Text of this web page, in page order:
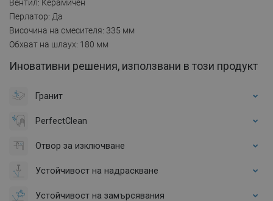
Вентил: Керамичен
Перлатор: Да
Височина на смесителя: 335 мм
Обхват на шлаух: 180 мм
Иновативни решения, използвани в този продукт
Гранит
PerfectClean
Отвор за изключване
Устойчивост на надраскване
Устойчивост на замърсявания